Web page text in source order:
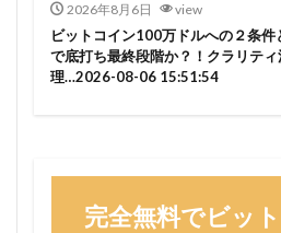
2026年8月6日 view
ビットコイン100万ドルへの２条
で底打ち最終段階か？！クラリテ
理…2026-08-06 15:51:54
完全無料でビッ